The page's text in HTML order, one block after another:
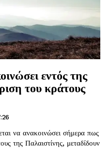
εντός της
του κράτους
να ανακοινώσει σήμερα πως
της Παλαιστίνης, μεταδίδουν